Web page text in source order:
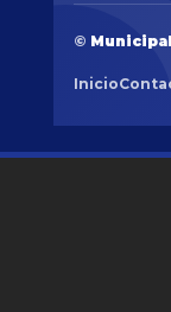
©
Inicio